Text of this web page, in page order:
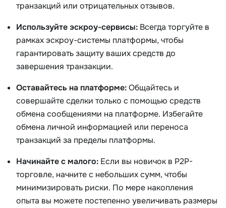
транзакций или отрицательных отзывов.
Используйте эскроу-сервисы: Всегда торгуйте в
рамках эскроу-системы платформы, чтобы
гарантировать защиту ваших средств до
завершения транзакции.
Оставайтесь на платформе:Общайтесь и
совершайте сделки только с помощью средств
обмена сообщениями на платформе. Избегайте
обмена личной информацией или переноса
транзакций за пределы платформы.
Начинайте с малого: Если вы новичок в P2P-
торговле, начните с небольших сумм, чтобы
минимизировать риски. По мере накопления
опыта вы можете постепенно увеличивать размеры